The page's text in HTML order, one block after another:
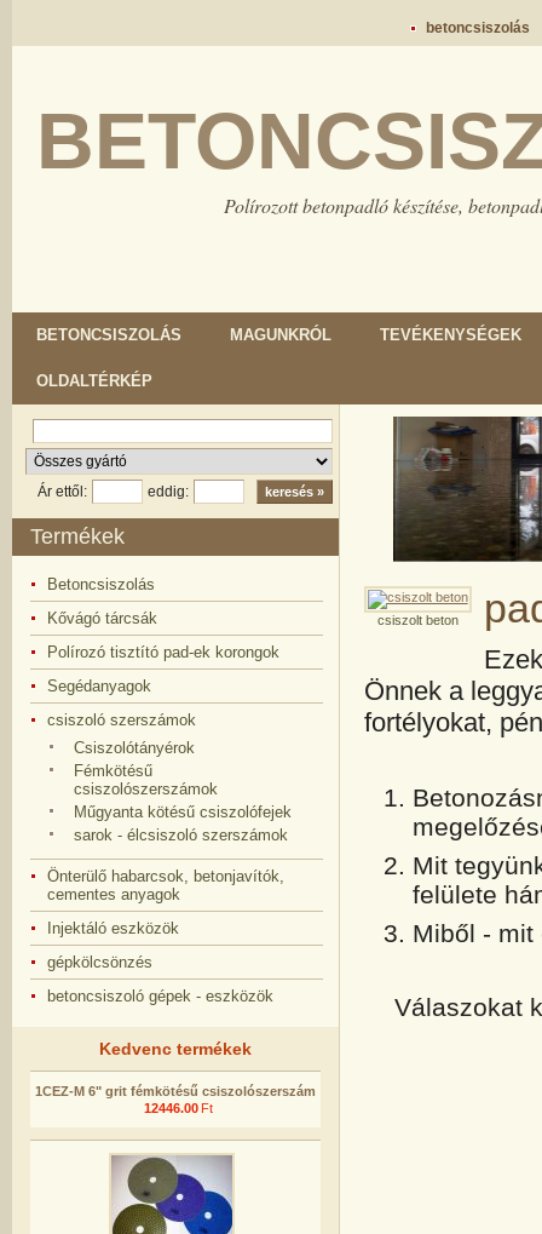
betoncsiszolás
Polírozott betonpadló készítése,
BETONCSISZOLÁS MAGUNKRÓL TEVÉKENYSÉGEK
OLDALTÉRKÉP
Ár ettől: eddig:
Termékek
Betoncsiszolás
Kővágó tárcsák
Polírozó tisztító pad-ek korongok
Segédanyagok
csiszoló szerszámok
Csiszolótányérok
Fémkötésű
csiszolószerszámok
Műgyanta kötésű csiszolófejek
sarok - élcsiszoló szerszámok
Önterülő habarcsok, betonjavítók,
cementes anyagok
Injektáló eszközök
gépkölcsönzés
betoncsiszoló gépek - eszközök
Kedvenc termékek
1CEZ-M 6" grit fémkötésű csiszolószerszám
12446.00 Ft
csiszolt beton
Önnek a
fortélyokat,
Mit
felülete
Miből - mit
Válaszokat